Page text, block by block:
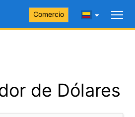
Comercio
de Dólares